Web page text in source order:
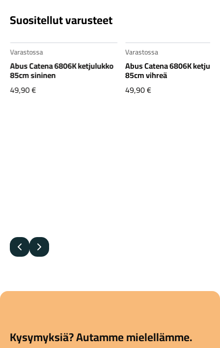
Suositellut varusteet
Varastossa
Abus Catena 6806K ketjulukko
85cm sininen
49,90€
Varastossa
Abus Catena 6806K
85cm vihreä
49,90€
Edellinen
Seuraava
Kysymyksiä? Autamme mielellämme.